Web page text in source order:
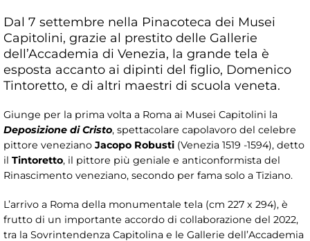
Dal 7 settembre nella Pinacoteca dei Musei
Capitolini, grazie al prestito delle Gallerie
dell’Accademia di Venezia, la grande tela è
esposta accanto ai dipinti del figlio, Domenico
Tintoretto, e di altri maestri di scuola veneta.
Giunge per la prima volta a Roma ai Musei Capitolini la
Deposizione di Cristo, spettacolare capolavoro del celebre
pittore veneziano Jacopo Robusti (Venezia 1519 -1594), detto
il Tintoretto, il pittore più geniale e anticonformista del
Rinascimento veneziano, secondo per fama solo a Tiziano.
L’arrivo a Roma della monumentale tela (cm 227 x 294), è
frutto di un importante accordo di collaborazione del 2022,
tra la Sovrintendenza Capitolina e le Gallerie dell’Accademia